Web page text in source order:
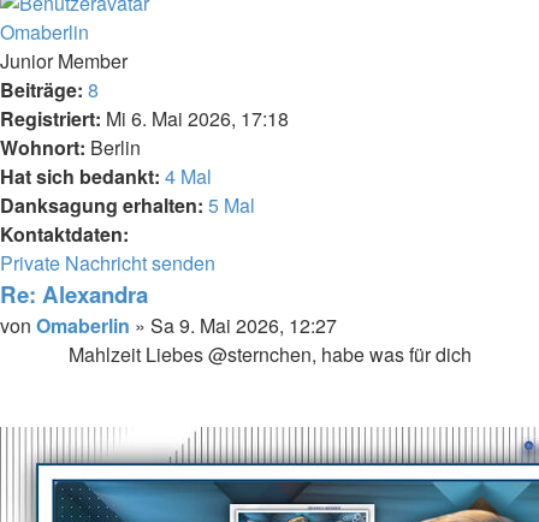
oben
Omaberlin
Junior Member
Beiträge: 8
Registriert: Mi 6. Mai 2026, 17:18
Wohnort: Berlin
Hat sich bedankt: 4 Mal
Danksagung erhalten: 5 Mal
Kontaktdaten:
Kontaktdaten
von
Omaberlin
Private Nachricht senden
Re: Alexandra
Melden
Zitieren
Beitrag
von Omaberlin » Sa 9. Mai 2026, 12:27
Mahlzeit Liebes @sternchen, habe was für dich